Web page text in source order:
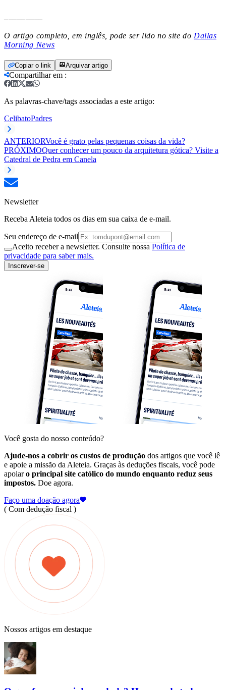
O artigo completo, em inglês, pode ser lido no site do Dallas
Morning News
Copiar o link Arquivar artigo
Compartilhar em :
As palavras-chave/tags associadas a este artigo:
CelibatoPadres
ANTERIORVocê é grato pelas pequenas coisas da vida?
PRÓXIMOQuer conhecer um pouco da arquitetura gótica? Visite a
Catedral de Pedra em Canela
Newsletter
Receba Aleteia todos os dias em sua caixa de e-mail.
Seu endereço de e-mail
Aceito receber a newsletter. Consulte nossa Política de
privacidade para saber mais.
Inscrever-se
Você gosta do nosso conteúdo?
Ajude-nos a cobrir os custos de produção dos artigos que você lê
e apoie a missão da Aleteia. Graças às deduções fiscais, você pode
apoiaro principal site católico do mundo enquanto reduz seus
impostos. Doe agora.
Faço uma doação agora
( Com dedução fiscal )
Nossos artigos em destaque